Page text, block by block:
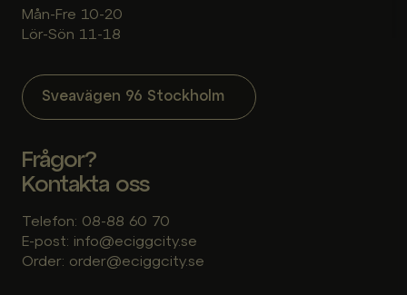
Mån-Fre 10-20
Lör-Sön 11-18
Sveavägen 96 Stockholm
Frågor?
Kontakta oss
Telefon: 08-88 60 70
E-post: info@eciggcity.se
Order: order@eciggcity.se